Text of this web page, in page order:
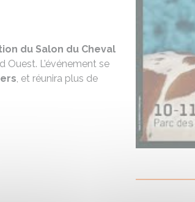
du Salon du Cheval
L’événement se
, et réunira plus de